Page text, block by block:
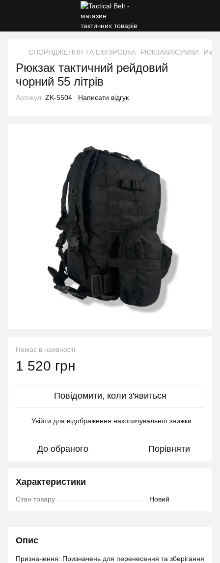
СПОРЯДЖЕННЯ ТА ЕКІПІРОВКА РЮКЗАКИ/СУМКИ
Рюкзак тактичний рейдовий
чорний 55 літрів
Артикул: ZK-5504 Написати відгук
Немає в наявності
1 520 грн
Повідомити, коли з'явиться
Увійти для відображення накопичувальної знижки
До обраного Порівняти
Характеристики
Стан товару Новий
Опис
Призначення: Призначень для перенесення та зберігання